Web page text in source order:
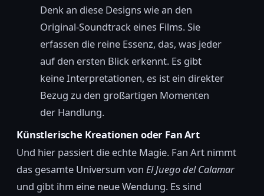
Denk an diese Designs wie an den
Original-Soundtrack eines Films. Sie
erfassen die reine Essenz, das, was jeder
auf den ersten Blick erkennt. Es gibt
keine Interpretationen, es ist ein direkter
Bezug zu den großartigen Momenten
der Handlung.
Künstlerische Kreationen oder Fan Art
Und hier passiert die echte Magie. Fan Art nimmt
das gesamte Universum von El Juego del Calamar
und gibt ihm eine neue Wendung. Es sind